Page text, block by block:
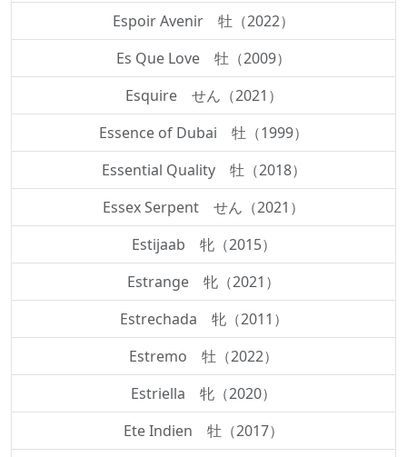
Espoir Avenir 牡（2022）
Es Que Love 牡（2009）
Esquire せん（2021）
Essence of Dubai 牡（1999）
Essential Quality 牡（2018）
Essex Serpent せん（2021）
Estijaab 牝（2015）
Estrange 牝（2021）
Estrechada 牝（2011）
Estremo 牡（2022）
Estriella 牝（2020）
Ete Indien 牡（2017）